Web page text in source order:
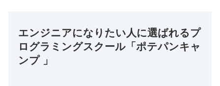
エンジニアになりたい人に選ばれるプ
ログラミングスクール「ポテパンキャ
ンプ 」